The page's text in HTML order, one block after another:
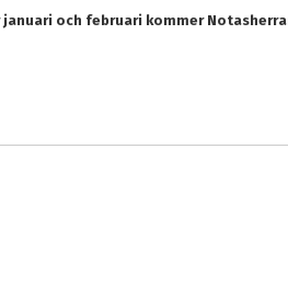
januari och februari kommer